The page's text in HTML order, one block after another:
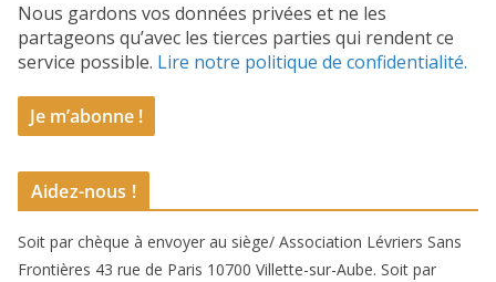
Nous gardons vos données privées et ne les
partageons qu’avec les tierces parties qui rendent ce
service possible. Lire notre politique de confidentialité.
Aidez-nous !
Soit par chèque à envoyer au siège/ Association Lévriers Sans
Frontières 43 rue de Paris 10700 Villette-sur-Aube. Soit par